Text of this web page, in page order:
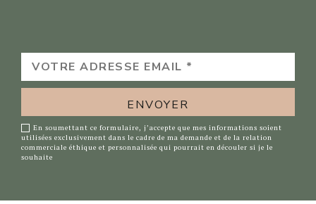
VOTRE
ADRESSE
EMAIL
*
En soumettant ce formulaire, j’accepte que mes informations soient
utilisées exclusivement dans le cadre de ma demande et de la relation
commerciale éthique et personnalisée qui pourrait en découler si je le
souhaite